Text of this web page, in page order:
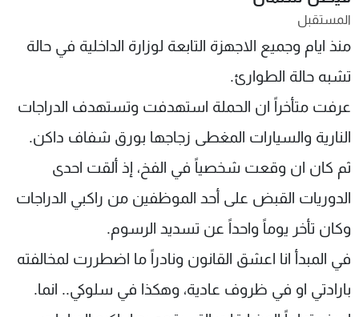
المستقبل
منذ ايام وجميع الاجهزة التابعة لوزارة الداخلية في حالة
تشبه حالة الطوارئ.
عرفت متأخراً ان الحملة استهدفت وتستهدف الدراجات
النارية والسيارات المغطى زجاجها بورق شفاف داكن.
ثم كان ان وقعت شخصياً في الفخ، إذ ألقت احدى
الدوريات القبض على أحد الموظفين من راكبي الدراجات
وكان تأخر يوماً واحداً عن تسديد الرسوم.
في المبدأ انا اعشق القانون ونادراً ما اضطررت لمخالفته
بارادتي او في ظروف عادية، وهكذا في سلوكي.. انما.
سياسة
إقتصاد فن
منوعات
البرامج
جدول البرامج
شاهد البرامج
الترددات
عن MTV
وظائف